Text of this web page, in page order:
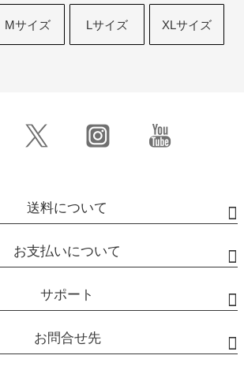
Mサイズ Lサイズ XLサイズ
送料について
お支払いについて
サポート
お問合せ先